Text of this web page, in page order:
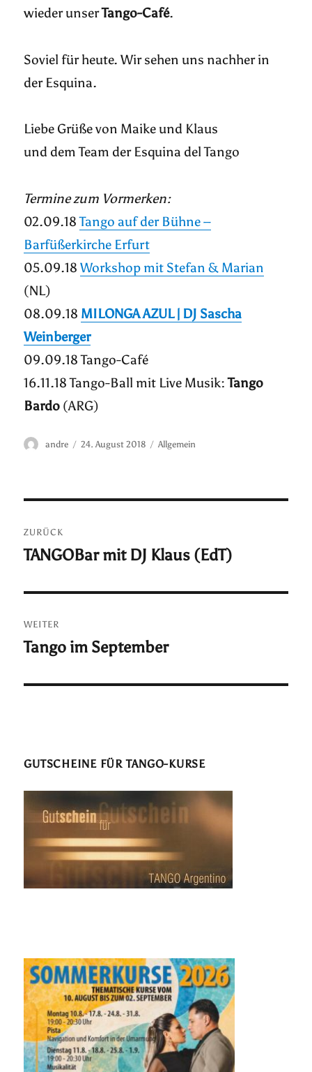
wieder unserTango-Café.
Soviel für heute. Wir sehen uns nachher in
der Esquina.
Liebe Grüße von Maike und Klaus
und dem Team der Esquina del Tango
Termine zum Vormerken:
02.09.18Tango auf der Bühne –
Barfüßerkirche Erfurt
05.09.18Workshop mit Stefan & Marian
(NL)
08.09.18 MILONGA AZUL | DJ Sascha
Weinberger
09.09.18 Tango-Café
16.11.18 Tango-Ball mit Live Musik:Tango
Bardo (ARG)
Autor
andre
Veröffentlicht
24. August 2018 Kategorien
Allgemein
ZURÜCK
Vorheriger
TANGOBar mit DJ Klaus (EdT)
WEITER
Nächster
Tango im September
GUTSCHEINE FÜR TANGO-KURSE